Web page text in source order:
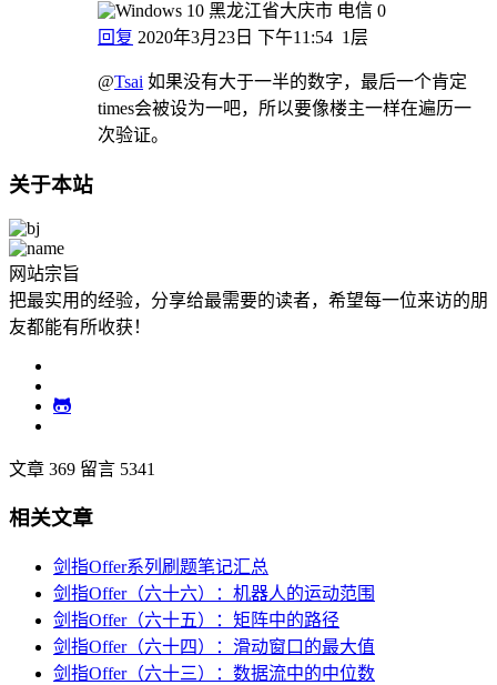
黑龙江省大庆市 电信 0
回复 2020年3月23日 下午11:54 1层
@Tsai 如果没有大于一半的数字，最后一个肯定
times会被设为一吧，所以要像楼主一样在遍历一
次验证。
关于本站
网站宗旨
把最实用的经验，分享给最需要的读者，希望每一位来访的朋
友都能有所收获！
文章 369 留言 5341
相关文章
剑指Offer系列刷题笔记汇总
剑指Offer（六十六）：机器人的运动范围
剑指Offer（六十五）：矩阵中的路径
剑指Offer（六十四）：滑动窗口的最大值
剑指Offer（六十三）：数据流中的中位数